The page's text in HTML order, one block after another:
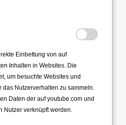
Einbettung von auf
Inhalten in Websites. Die
um besuchte Websites und
das Nutzerverhalten zu sammeln.
Daten der auf youtube.com und
Nutzer verknüpft werden.